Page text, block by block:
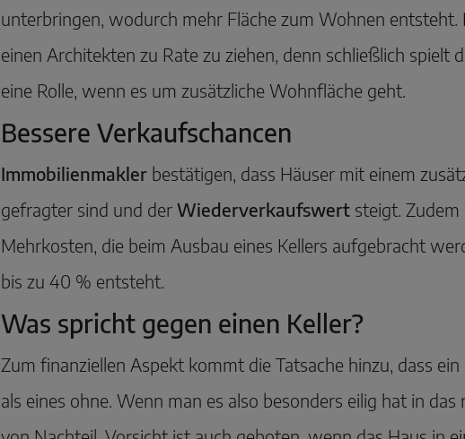
unterbringen, wodurch mehr Fläche zum Wohnen entsteht.
einen Architekten zu Rate zu ziehen, denn schließlich spielt
eine Rolle, wenn es um zusätzliche Wohnfläche geht.
Bessere Verkaufschancen
Immobilienmakler bestätigen, dass Häuser mit einem
gefragter sind und der Wiederverkaufswert steigt. Zudem
Mehrkosten, die beim Ausbau eines Kellers aufgebracht
bis zu 40 % entsteht.
Was spricht gegen einen Keller?
Zum finanziellen Aspekt kommt die Tatsache hinzu, dass
als eines ohne. Wenn man es also besonders eilig hat in